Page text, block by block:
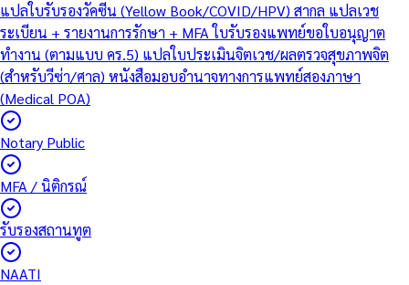
แปลใบรับรองวัคซีน (Yellow Book/COVID/HPV) สากล แปลเวช
ระเบียน + รายงานการรักษา + MFA ใบรับรองแพทย์ขอใบอนุญาต
ทำงาน (ตามแบบ คร.5) แปลใบประเมินจิตเวช/ผลตรวจสุขภาพจิต
(สำหรับวีซ่า/ศาล) หนังสือมอบอำนาจทางการแพทย์สองภาษา
(Medical POA)
Notary Public
MFA / นิติกรณ์
รับรองสถานทูต
NAATI